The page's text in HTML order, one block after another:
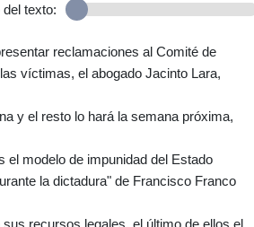
del texto:
reclamaciones al Comité de
víctimas, el abogado Jacinto Lara,
y el resto lo hará la semana próxima,
modelo de impunidad del Estado
la dictadura" de Francisco Franco